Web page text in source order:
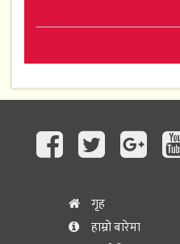
गृह
हाम्रो बारेमा